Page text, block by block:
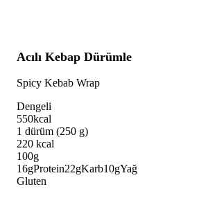
Acılı Kebap Dürümle
Spicy Kebab Wrap
Dengeli
550kcal
1 dürüm (250 g)
220 kcal
100g
16gProtein22gKarb10gYağ
Gluten